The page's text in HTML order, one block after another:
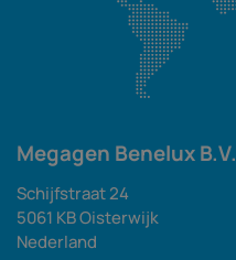
Megagen Benelux B.V.
Schijfstraat 24
5061 KB Oisterwijk
Nederland